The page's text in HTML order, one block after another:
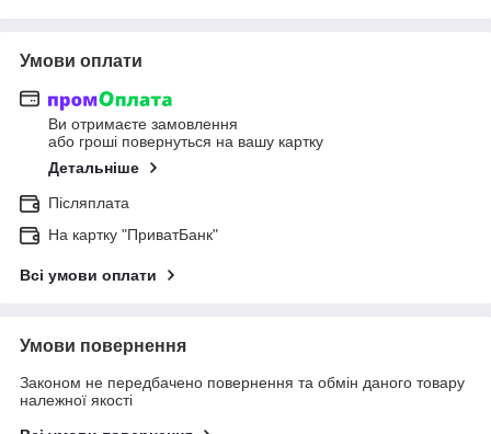
Умови оплати
Ви отримаєте замовлення
або гроші повернуться на вашу картку
Детальніше
Післяплата
На картку "ПриватБанк"
Всі умови оплати
Умови повернення
Законом не передбачено повернення та обмін даного товару
належної якості